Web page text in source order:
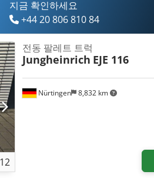
지금 확인하세요
+44 20 806 810 84
12
Nürtingen 8,832 km
전동 팔레트 트럭
Jungheinrich EJE 116